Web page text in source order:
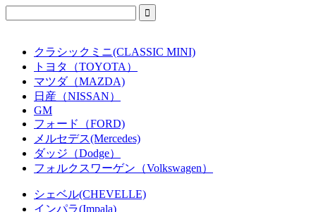
クラシックミニ(CLASSIC MINI)
トヨタ（TOYOTA）
マツダ（MAZDA)
日産（NISSAN）
GM
フォード（FORD)
メルセデス(Mercedes)
ダッジ（Dodge）
フォルクスワーゲン（Volkswagen）
シェベル(CHEVELLE)
インパラ(Impala)